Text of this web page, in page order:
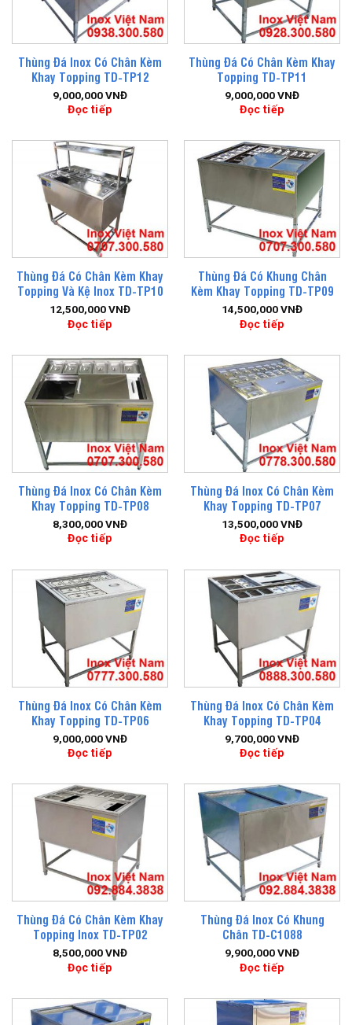
Thùng Đá Inox Có Chân Kèm
Khay Topping TD-TP12
9,000,000VNĐ
Đọc tiếp
Thùng Đá Có Chân Kèm Khay
Topping TD-TP11
9,000,000VNĐ
Đọc tiếp
Thùng Đá Có Chân Kèm Khay
Topping Và Kệ Inox TD-TP10
12,500,000VNĐ
Đọc tiếp
Thùng Đá Có Khung Chân
Kèm Khay Topping TD-TP09
14,500,000VNĐ
Đọc tiếp
Thùng Đá Inox Có Chân Kèm
Khay Topping TD-TP08
8,300,000VNĐ
Đọc tiếp
Thùng Đá Inox Có Chân Kèm
Khay Topping TD-TP07
13,500,000VNĐ
Đọc tiếp
Thùng Đá Inox Có Chân Kèm
Khay Topping TD-TP06
9,000,000VNĐ
Đọc tiếp
Thùng Đá Inox Có Chân Kèm
Khay Topping TD-TP04
9,700,000VNĐ
Đọc tiếp
Thùng Đá Có Chân Kèm Khay
Topping Inox TD-TP02
8,500,000VNĐ
Đọc tiếp
Thùng Đá Inox Có Khung
Chân TD-C1088
9,900,000VNĐ
Đọc tiếp